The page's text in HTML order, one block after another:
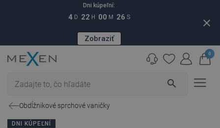
Dni kúpeľní:
4 D 22 H 00 M 25 S
Zobraziť
close
search
0
Obdĺžnikové sprchové vaničky
DNI KÚPEĽNÍ